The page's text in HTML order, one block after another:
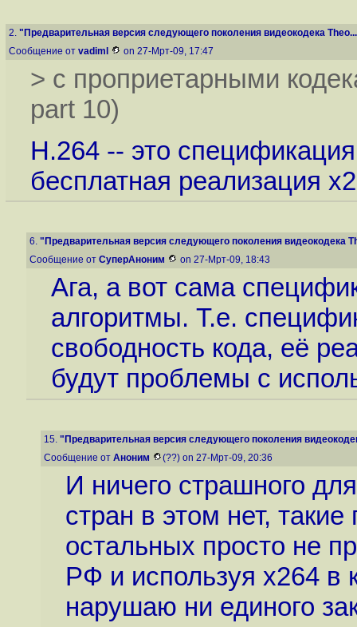
2. "Предварительная версия следующего поколения видеокодека
Сообщение от vadiml on 27-Мрт-09, 17:47
> c проприетарными
part 10)
H.264 -- это
бесплатная реализация
6. "Предварительная версия следующего поколения видеокодека
Сообщение от СуперАноним on 27-Мрт-09, 18:43
Ага, а вот сама
алгоритмы. Т.е.
свободность кода, её
будут проблемы с
15. "Предварительная версия следующего поколения
Сообщение от Аноним (??) on 27-Мрт-09, 20:36
И ничего страшного
стран в этом нет,
остальных просто не
РФ и используя x264 в
нарушаю ни единого